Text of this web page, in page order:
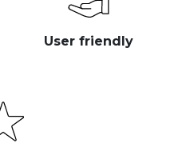
User friendly